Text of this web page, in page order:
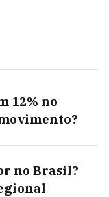
12% no
no Brasil?